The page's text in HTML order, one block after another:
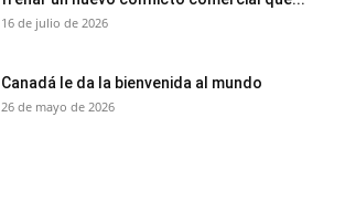
16 de julio de 2026
Canadá le da la bienvenida al mundo
26 de mayo de 2026